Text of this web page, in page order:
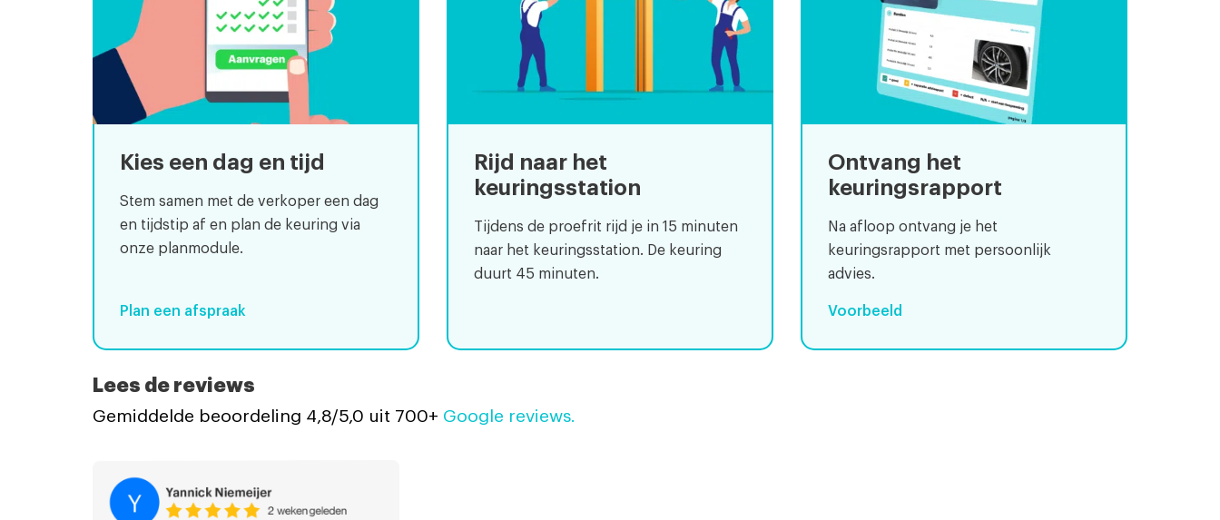
Kies een dag en tijd
Stem samen met de verkoper een dag
en tijdstip af en plan de keuring via
onze planmodule.
Plan een afspraak
Rijd naar het
keuringsstation
Tijdens de proefrit rijd je in 15 minuten
naar het keuringsstation. De keuring
duurt 45 minuten.
Ontvang het
keuringsrapport
Na afloop ontvang je het
keuringsrapport met persoonlijk
advies.
Voorbeeld
Lees de reviews
Gemiddelde beoordeling 4,8/5,0 uit 700+ Google reviews.